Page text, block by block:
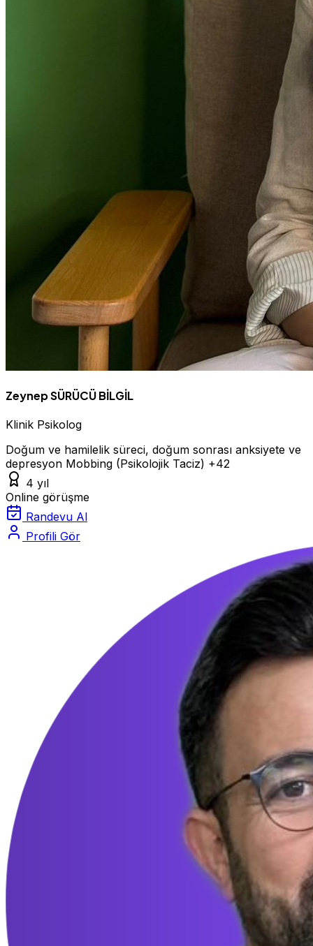
Zeynep SÜRÜCÜ BİLGİL
Klinik Psikolog
Doğum ve hamilelik süreci, doğum sonrası anksiyete ve
depresyon Mobbing (Psikolojik Taciz) +42
4 yıl
Online görüşme
Randevu Al
Profili Gör